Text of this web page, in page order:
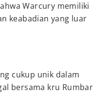
Warcury memiliki
keabadian yang luar
cukup unik dalam
bersama kru Rumbar